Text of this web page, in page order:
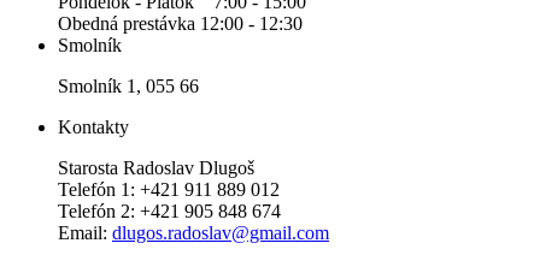
Obedná prestávka 12:00 - 12:30
Smolník
Smolník 1, 055 66
Kontakty
Starosta Radoslav Dlugoš
Telefón 1: +421 911 889 012
Telefón 2: +421 905 848 674
Email: dlugos.radoslav@gmail.com